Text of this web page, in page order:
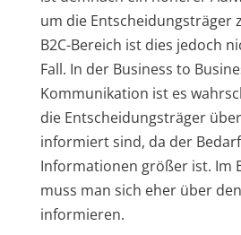
um die Entscheidungsträger
B2C-Bereich ist dies jedoch
Fall. In der Business to
Kommunikation ist es
die Entscheidungsträger
informiert sind, da der
Informationen größer ist. Im
muss man sich eher über
informieren.